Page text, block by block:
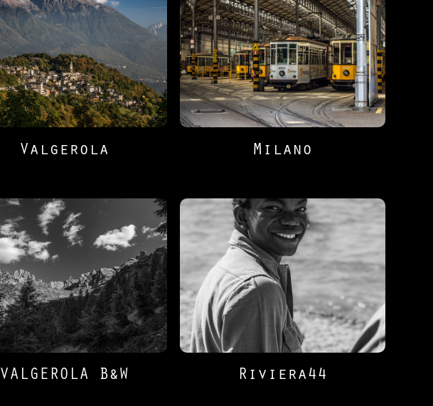
Valgerola Milano
VALGEROLA B&W Riviera44